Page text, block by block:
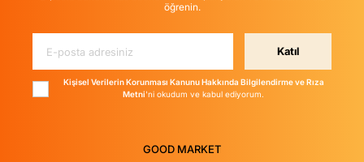
öğrenin.
Katıl
Kişisel Verilerin Korunması Kanunu Hakkında Bilgilendirme ve Rıza
Metni'ni okudum ve kabul ediyorum.
GOOD MARKET